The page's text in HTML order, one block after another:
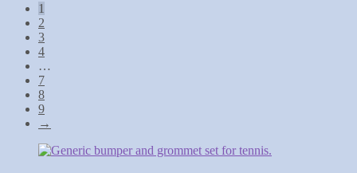
1
2
3
4
…
7
8
9
→